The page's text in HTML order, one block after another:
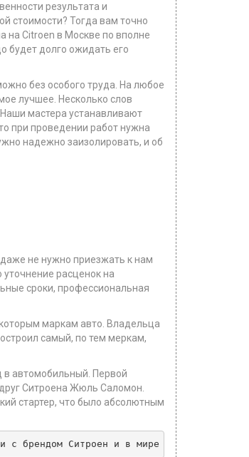
результата и
стоимости? Тогда вам точно
на Citroen в Москве по вполне
будет долго ожидать его
без особого труда. На любое
лучшее. Несколько слов
мастера устанавливают
при проведении работ нужна
надежно заизолировать, и об
не нужно приезжать к нам
расценок на
сроки, профессиональная
маркам авто. Владельца
самый, по тем меркам,
в автомобильный. Первой
Ситроена Жюль Саломон.
стартер, что было абсолютным
брендом Ситроен и в мире спорта. В